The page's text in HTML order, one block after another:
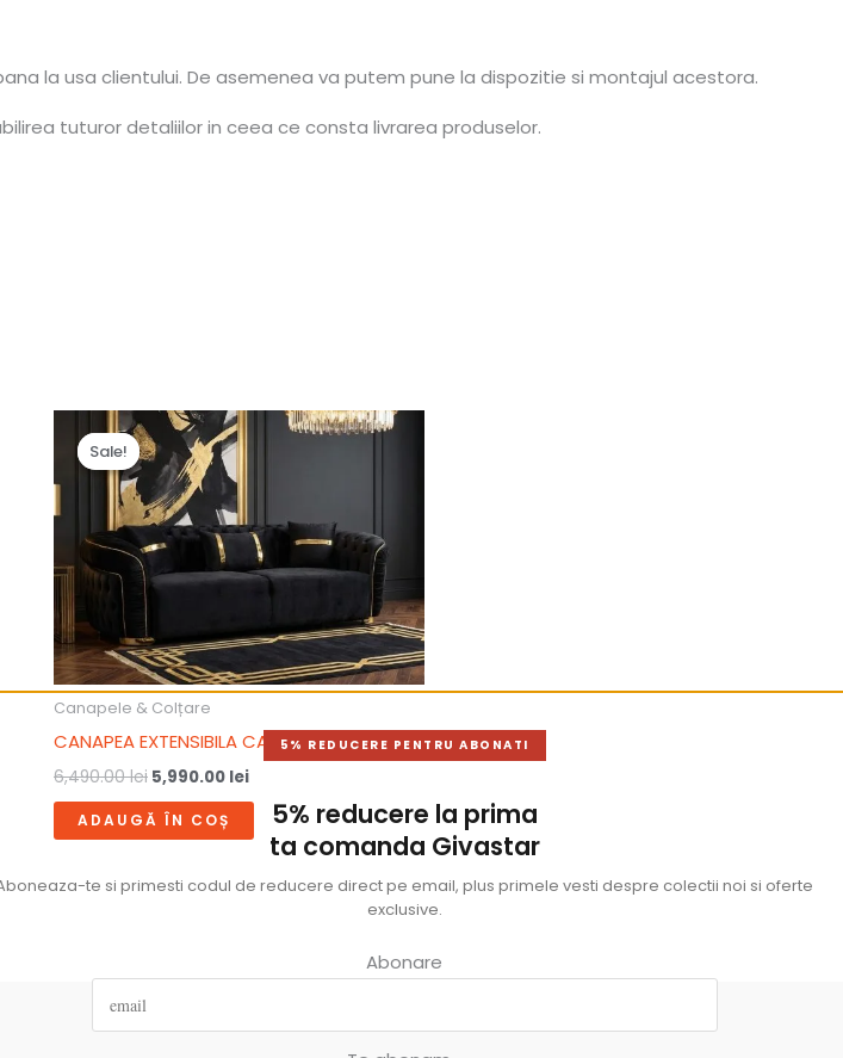
la usa clientului. De asemenea va putem pune la dispozitie si montajul acestora.
tuturor detaliilor in ceea ce consta livrarea produselor.
Sale!
Sale!
Canapele & Colțare
CANAPEA EXTENSIBILA CAPRI
6,490.00lei
Prețul
inițial
a
fost:
6,490.00 lei.
5,990.00 lei
Prețul
curent
ADAUGĂ ÎN COȘ
5% REDUCERE PENTRU ABONATI
5% reducere la prima
ta comanda Givastar
te si primesti codul de reducere direct pe email, plus primele vesti despre colectii noi si oferte
exclusive.
Abonare